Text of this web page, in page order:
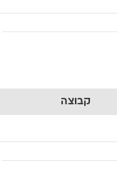
קבוצה